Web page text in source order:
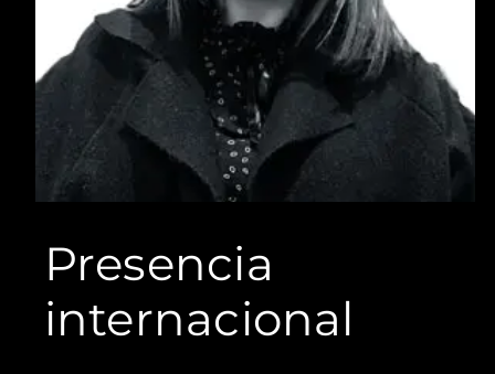
empresarial, gestión de proyectos y
fortalecimiento organizacional.
Presencia
internacional